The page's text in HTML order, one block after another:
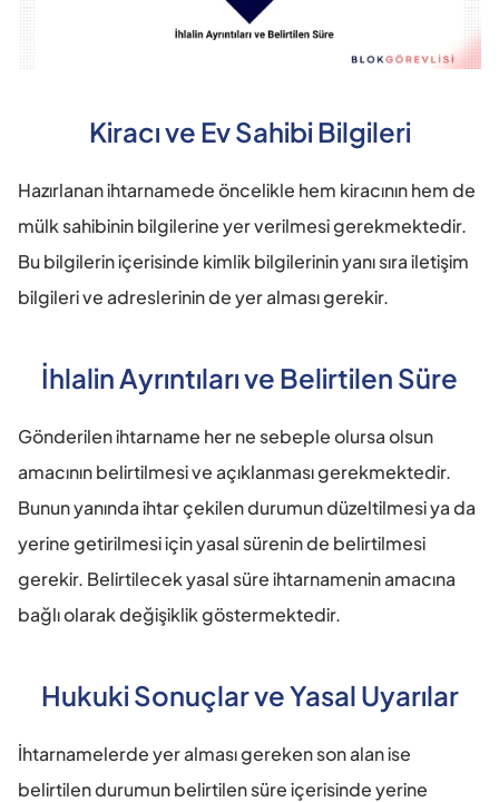
Kiracı ve Ev Sahibi Bilgileri
Hazırlanan ihtarnamede öncelikle hem kiracının hem de
mülk sahibinin bilgilerine yer verilmesi gerekmektedir.
Bu bilgilerin içerisinde kimlik bilgilerinin yanı sıra iletişim
bilgileri ve adreslerinin de yer alması gerekir.
İhlalin Ayrıntıları ve Belirtilen Süre
Gönderilen ihtarname her ne sebeple olursa olsun
amacının belirtilmesi ve açıklanması gerekmektedir.
Bunun yanında ihtar çekilen durumun düzeltilmesi ya da
yerine getirilmesi için yasal sürenin de belirtilmesi
gerekir. Belirtilecek yasal süre ihtarnamenin amacına
bağlı olarak değişiklik göstermektedir.
Hukuki Sonuçlar ve Yasal Uyarılar
İhtarnamelerde yer alması gereken son alan ise
belirtilen durumun belirtilen süre içerisinde yerine